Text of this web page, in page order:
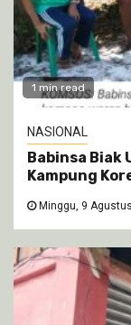
1 min read
NASIONAL
Babinsa Biak
Kampung
Minggu, 9